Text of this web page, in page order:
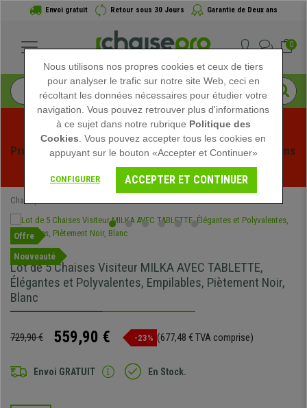
Envoi gratuit Retour sous 30 Jours Garantie de Deux ans
0
Profitez des soldes d'été chez Chaisepro ! Des réductions
exclusives pour une durée limitée - Voir l'offre
Chaisepro
Offre
Nouveauté
Lot de 5 Chaises Visiteur MILKA AVEC TABLETTE,
Élégantes et Polyvalentes, Empilables, Piètement Noir,
Blanc
729,90 € 559,90 € -23% (677,48 € TVA comprise)
Envoi GRATUIT En Stock.
Nous utilisons nos propres cookies et ceux de tiers
pour analyser le trafic sur notre site Web, ceci en
récoltant les données nécessaires pour étudier votre
navigation. Vous pouvez retrouver plus d'informations
à ce sujet dans notre rubrique Politique des
Cookies . Vous pouvez accepter tous les cookies en
appuyant sur le bouton «Accepter et Continuer»
CONFIGURER ACCEPTER ET CONTINUER